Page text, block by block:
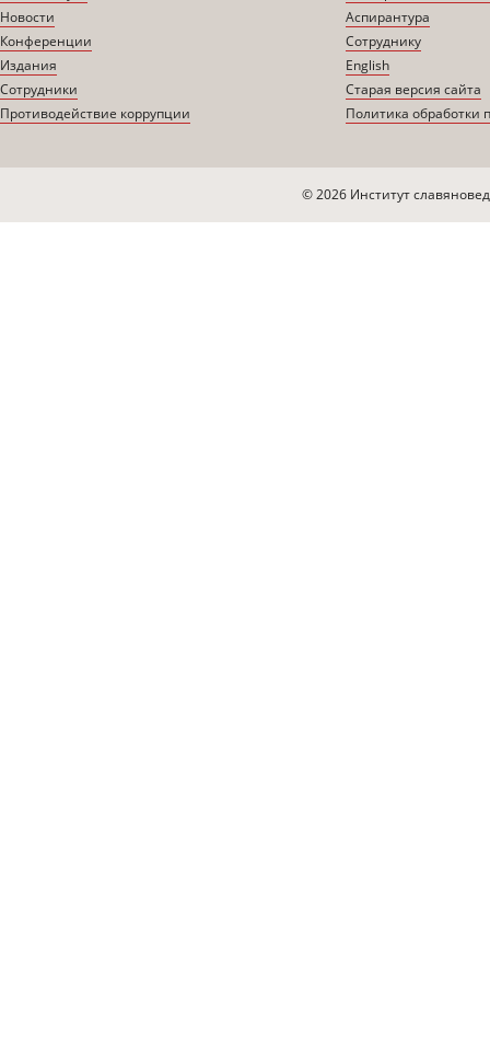
Новости
Конференции
Издания
Сотрудники
Противодействие коррупции
Аспирантура
Сотруднику
English
Старая версия сайта
Политика обработки
© 2026 Институт